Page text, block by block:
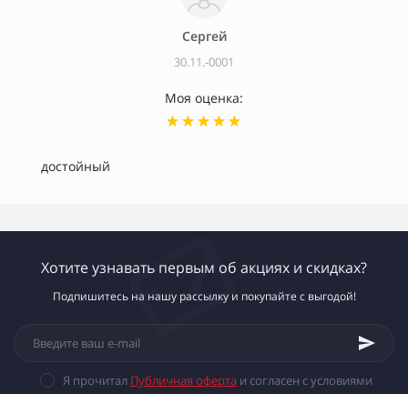
Сергей
30.11.-0001
Моя оценка:
достойный
Хотите узнавать первым об акциях и скидках?
Подпишитесь на нашу рассылку и покупайте с выгодой!
Я прочитал Публичная оферта и согласен с условиями